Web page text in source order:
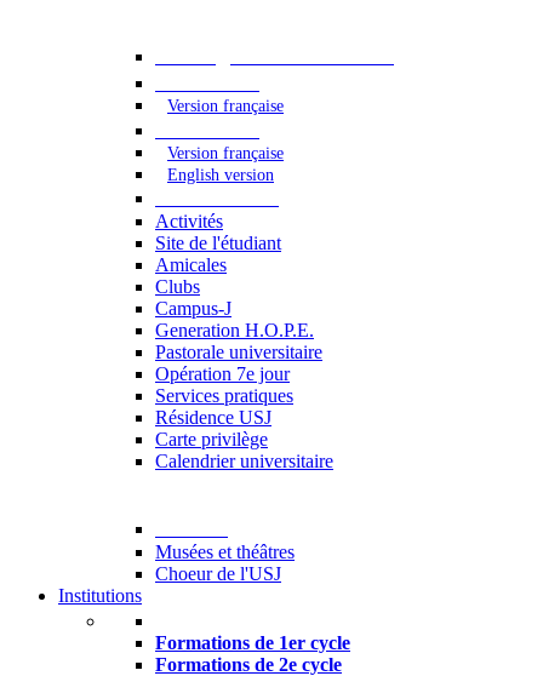
Version française
Version française
English version
Activités
Site de l'étudiant
Amicales
Clubs
Campus-J
Generation H.O.P.E.
Pastorale universitaire
Opération 7e jour
Services pratiques
Résidence USJ
Carte privilège
Calendrier universitaire
Musées et théâtres
Choeur de l'USJ
Institutions
Formations de 1er cycle
Formations de 2e cycle